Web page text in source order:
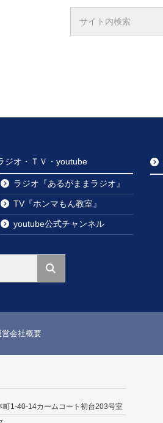
ジオ・ＴＶ・youtube
ラジオ『あるがままラジオ』
TV『ホンマもん教室』
youtube公式チャンネル
営会社概要
町1-40-14カームコート初台203号室